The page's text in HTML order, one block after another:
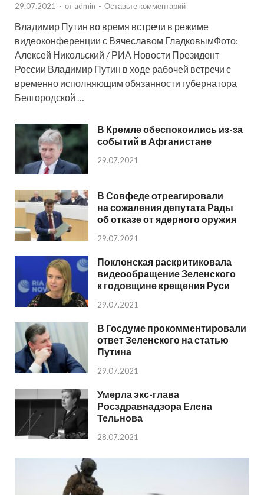
29.07.2021 - от admin - Оставьте комментарий
Владимир Путин во время встречи в режиме
видеоконференции с Вячеславом ГладковымФото:
Алексей Никольский / РИА Новости Президент
России Владимир Путин в ходе рабочей встречи с
временно исполняющим обязанности губернатора
Белгородской …
В Кремле обеспокоились из-за
событий в Афганистане
29.07.2021
В Совфеде отреагировали
на сожаления депутата Рады
об отказе от ядерного оружия
29.07.2021
Поклонская раскритиковала
видеообращение Зеленского
к годовщине крещения Руси
29.07.2021
В Госдуме прокомментировали
ответ Зеленского на статью
Путина
29.07.2021
Умерла экс-глава
Росздравнадзора Елена
Тельнова
28.07.2021